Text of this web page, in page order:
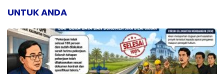
UNTUK ANDA